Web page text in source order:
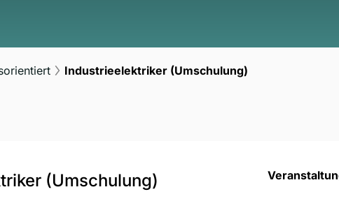
Industrieelektriker (Umschulung)
(Umschulung)